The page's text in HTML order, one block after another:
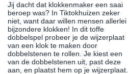
Jij dacht dat klokkenmaker een saai
beroep was? In Tiktokhuizen zeker
niet, want daar willen mensen allerlei
bijzondere klokken! In dit toffe
dobbelspel probeer je de wijzerplaat
van een klok te maken door
dobbelstenen te rollen. Je kiest een
van de dobbelstenen uit, past deze
aan, en plaatst hem op je wijzerplaat.